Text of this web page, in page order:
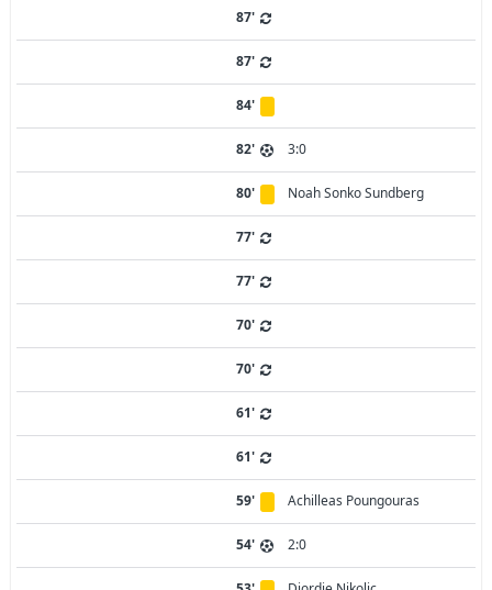
87'
87'
84'
82' 3:0
80' Noah Sonko Sundberg
77'
77'
70'
70'
61'
61'
59' Achilleas Poungouras
54' 2:0